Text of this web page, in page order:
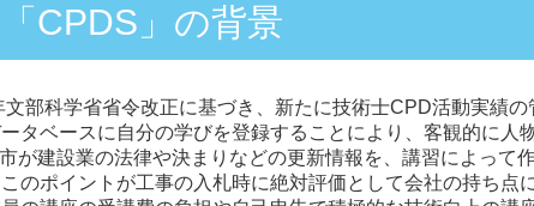
「CPDS」の背景
部科学省省令改正に基づき、新たに技術士CPD活動実績
タベースに自分の学びを登録することにより、客観的に人
が建設業の法律や決まりなどの更新情報を、講習によって
のポイントが工事の入札時に絶対評価として会社の持ち点